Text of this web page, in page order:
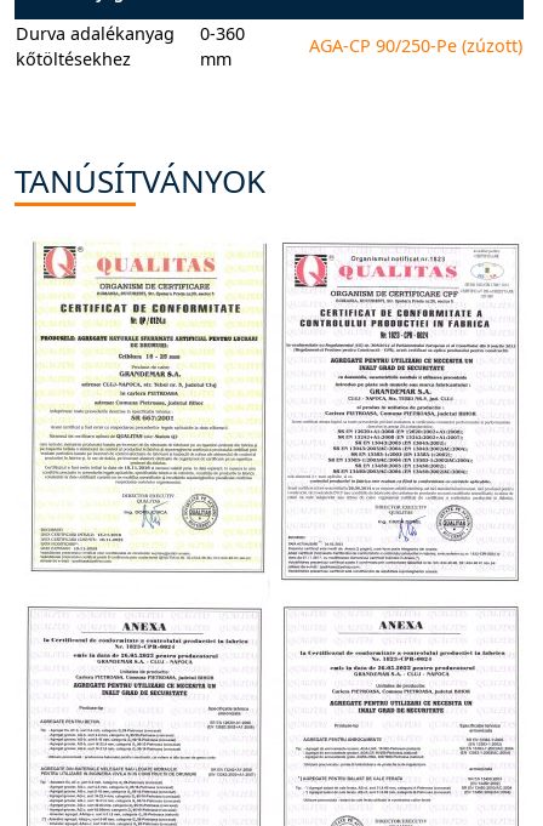
Durva adalékanyag
kőtöltésekhez
0-360
mm
AGA-CP 90/250-Pe (zúzott)
TANÚSÍTVÁNYOK